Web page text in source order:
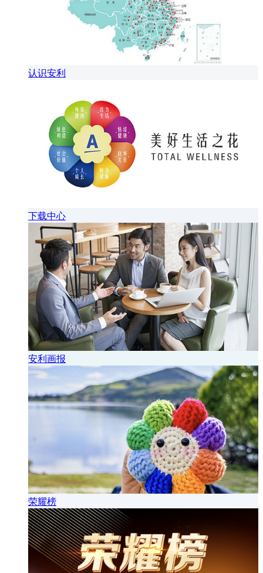
认识安利
下载中心
安利画报
荣耀榜